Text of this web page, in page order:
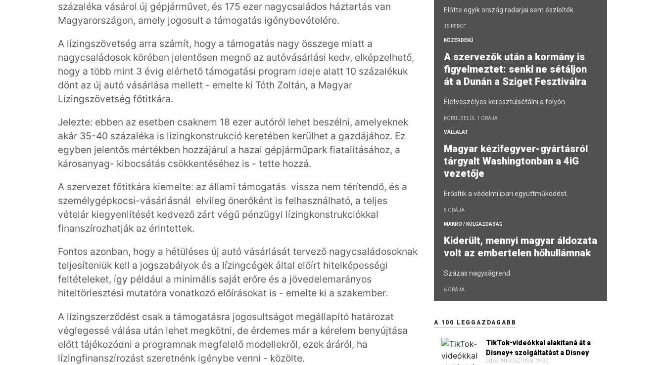
százaléka vásárol új gépjárművet, és 175 ezer nagycsaládos háztartás van
Magyarországon, amely jogosult a támogatás igénybevételére.
A lízingszövetség arra számít, hogy a támogatás nagy összege miatt a
nagycsaládosok körében jelentősen megnő az autóvásárlási kedv, elképzelhető,
hogy a több mint 3 évig elérhető támogatási program ideje alatt 10 százalékuk
dönt az új autó vásárlása mellett - emelte ki Tóth Zoltán, a Magyar
Lízingszövetség főtitkára.
Jelezte: ebben az esetben csaknem 18 ezer autóról lehet beszélni, amelyeknek
akár 35-40 százaléka is lízingkonstrukció keretében kerülhet a gazdájához. Ez
egyben jelentős mértékben hozzájárul a hazai gépjárműpark fiatalításához, a
károsanyag- kibocsátás csökkentéséhez is - tette hozzá.
A szervezet főtitkára kiemelte: az állami támogatás vissza nem térítendő, és a
személygépkocsi-vásárlásnál elvileg önerőként is felhasználható, a teljes
vételár kiegyenlítését kedvező zárt végű pénzügyi lízingkonstrukciókkal
finanszírozhatják az érintettek.
Fontos azonban, hogy a hétüléses új autó vásárlását tervező nagycsaládosoknak
teljesíteniük kell a jogszabályok és a lízingcégek által előírt hitelképességi
feltételeket, így például a minimális saját erőre és a jövedelemarányos
hiteltörlesztési mutatóra vonatkozó előírásokat is - emelte ki a szakember.
A lízingszerződést csak a támogatásra jogosultságot megállapító határozat
véglegessé válása után lehet megkötni, de érdemes már a kérelem benyújtása
előtt tájékozódni a programnak megfelelő modellekről, ezek áráról, ha
lízingfinanszírozást szeretnénk igénybe venni - közölte.
Előtte egyik ország radarjai sem észlelték.
15 PERCE
KÖZÉRDEKŰ
A szervezők után a kormány is
figyelmeztet: senki ne sétáljon
át a Dunán a Sziget Fesztiválra
Életveszélyes keresztülsétálni a folyón.
KÖRÜLBELÜL 1 ÓRÁJA
VÁLLALAT
Magyar kézifegyver-gyártásról
tárgyalt Washingtonban a 4iG
vezetője
Erősítik a védelmi ipari együttműködést.
5 ÓRÁJA
MAKRO / KÜLGAZDASÁG
Kiderült, mennyi magyar áldozata
volt az embertelen hőhullámnak
Százas nagyságrend.
6 ÓRÁJA
A 100 LEGGAZDAGABB
TikTok-videókkal alakítaná át a
Disney+ szolgáltatást a Disney
2026. AUGUSZTUS 6. 09:30